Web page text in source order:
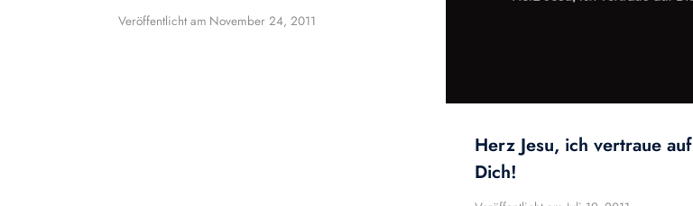
Veröffentlicht am November 24, 2011
Herz Jesu, ich vertraue auf
Dich!